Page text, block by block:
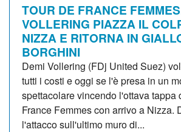
TOUR DE FRANCE
VOLLERING PIAZZA IL
NIZZA E RITORNA IN
BORGHINI
Demi Vollering (FDj United Suez)
tutti i costi e oggi se l'è presa in un
spettacolare vincendo l'ottava tappa
France Femmes con arrivo a Nizza.
l'attacco sull'ultimo muro di...